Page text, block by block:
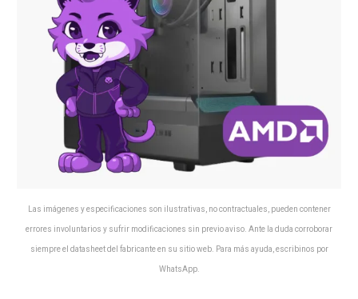
Las imágenes y especificaciones son ilustrativas, no contractuales, pueden contener
errores involuntarios y sufrir modificaciones sin previo aviso. Ante la duda corroborar
siempre el datasheet del fabricante en su sitio web. Para más ayuda, escribinos por
WhatsApp.